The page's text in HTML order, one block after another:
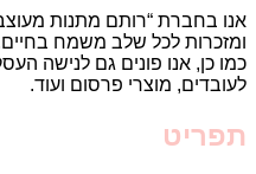
אנו בחברת “רותם מתנות
ומזכרות לכל שלב משמח
כמו כן, אנו פונים גם לנישה
לעובדים, מוצרי פרסום ועוד.
תפריט